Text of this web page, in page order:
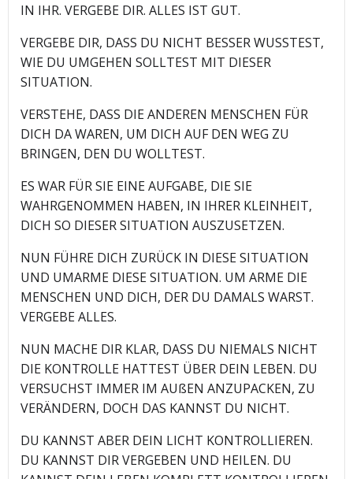
IN IHR. VERGEBE DIR. ALLES IST GUT.
VERGEBE DIR, DASS DU NICHT BESSER WUSSTEST,
WIE DU UMGEHEN SOLLTEST MIT DIESER
SITUATION.
VERSTEHE, DASS DIE ANDEREN MENSCHEN FÜR
DICH DA WAREN, UM DICH AUF DEN WEG ZU
BRINGEN, DEN DU WOLLTEST.
ES WAR FÜR SIE EINE AUFGABE, DIE SIE
WAHRGENOMMEN HABEN, IN IHRER KLEINHEIT,
DICH SO DIESER SITUATION AUSZUSETZEN.
NUN FÜHRE DICH ZURÜCK IN DIESE SITUATION
UND UMARME DIESE SITUATION. UM ARME DIE
MENSCHEN UND DICH, DER DU DAMALS WARST.
VERGEBE ALLES.
NUN MACHE DIR KLAR, DASS DU NIEMALS NICHT
DIE KONTROLLE HATTEST ÜBER DEIN LEBEN. DU
VERSUCHST IMMER IM AUßEN ANZUPACKEN, ZU
VERÄNDERN, DOCH DAS KANNST DU NICHT.
DU KANNST ABER DEIN LICHT KONTROLLIEREN.
DU KANNST DIR VERGEBEN UND HEILEN. DU